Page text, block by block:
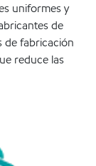
uniformes y
de
de fabricación
reduce las